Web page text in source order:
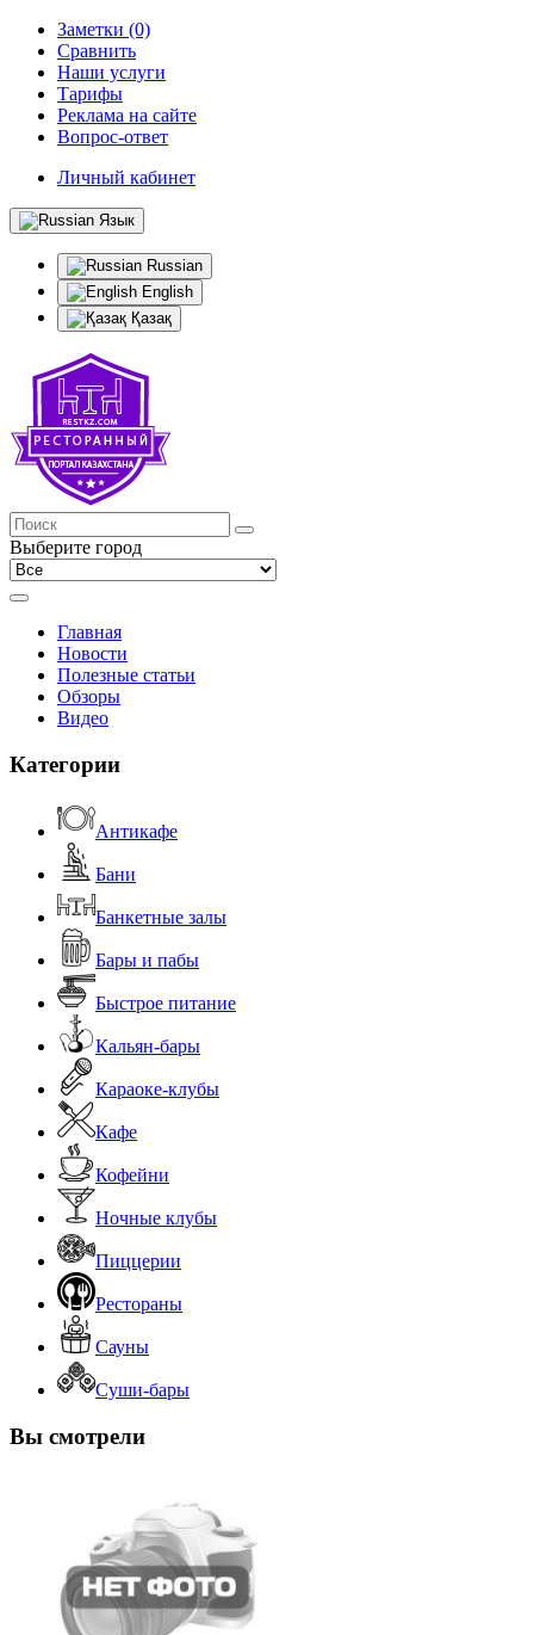
Заметки (0)
Сравнить
Наши услуги
Тарифы
Реклама на сайте
Вопрос-ответ
Личный кабинет
Язык
Russian
English
Қазақ
Выберите город
Главная
Новости
Полезные статьи
Обзоры
Видео
Категории
Антикафе
Бани
Банкетные залы
Бары и пабы
Быстрое питание
Кальян-бары
Караоке-клубы
Кафе
Кофейни
Ночные клубы
Пиццерии
Рестораны
Сауны
Суши-бары
Вы смотрели